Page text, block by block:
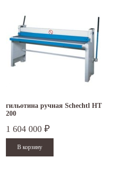
гильотина ручная Schechtl HT
200
1 604 000 ₽